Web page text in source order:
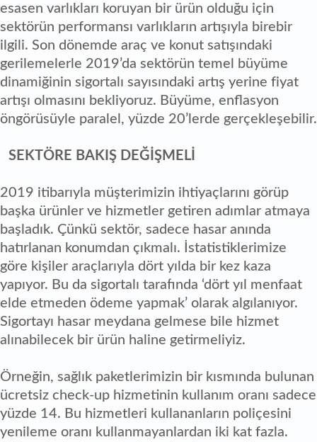
esasen varlıkları koruyan bir ürün olduğu için
sektörün performansı varlıkların artışıyla birebir
ilgili. Son dönemde araç ve konut satışındaki
gerilemelerle 2019’da sektörün temel büyüme
dinamiğinin sigortalı sayısındaki artış yerine fiyat
artışı olmasını bekliyoruz. Büyüme, enflasyon
öngörüsüyle paralel, yüzde 20’lerde gerçekleşebilir.
SEKTÖRE BAKIŞ DEĞİŞMELİ
2019 itibarıyla müşterimizin ihtiyaçlarını görüp
başka ürünler ve hizmetler getiren adımlar atmaya
başladık. Çünkü sektör, sadece hasar anında
hatırlanan konumdan çıkmalı. İstatistiklerimize
göre kişiler araçlarıyla dört yılda bir kez kaza
yapıyor. Bu da sigortalı tarafında ‘dört yıl menfaat
elde etmeden ödeme yapmak’ olarak algılanıyor.
Sigortayı hasar meydana gelmese bile hizmet
alınabilecek bir ürün haline getirmeliyiz.
Örneğin, sağlık paketlerimizin bir kısmında bulunan
ücretsiz check-up hizmetinin kullanım oranı sadece
yüzde 14. Bu hizmetleri kullananların poliçesini
yenileme oranı kullanmayanlardan iki kat fazla.